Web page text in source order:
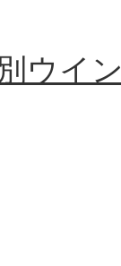
ウイ